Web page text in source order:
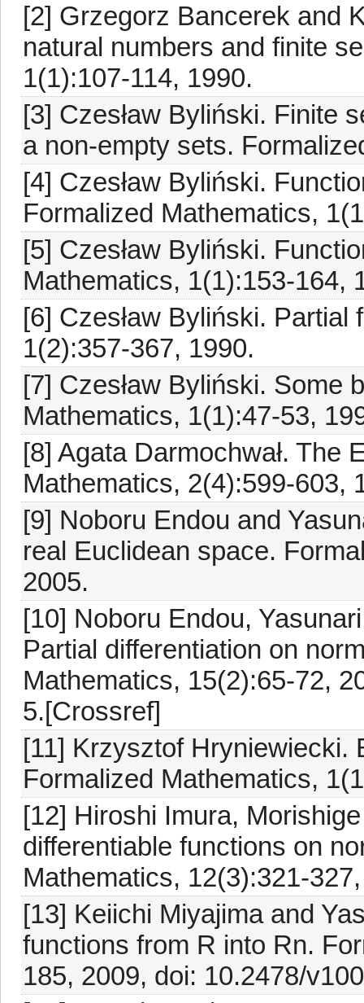
[2] Grzegorz Bancerek and
natural numbers and finite
1(1):107-114, 1990.
[3] Czesław Byliński. Finite
a non-empty sets.
[4] Czesław Byliński.
Formalized Mathematics,
[5] Czesław Byliński.
Mathematics, 1(1):153-164,
[6] Czesław Byliński.
1(2):357-367, 1990.
[7] Czesław Byliński. Some
Mathematics, 1(1):47-53,
[8] Agata Darmochwał. The
Mathematics, 2(4):599-603,
[9] Noboru Endou and
real Euclidean space.
2005.
[10] Noboru Endou,
Partial differentiation on
Mathematics, 15(2):65-72,
5.[Crossref]
[11] Krzysztof Hryniewiecki.
Formalized Mathematics,
[12] Hiroshi Imura,
differentiable functions on
Mathematics, 12(3):321-
[13] Keiichi Miyajima and
functions from R into Rn.
185, 2009, doi: 10.2478/